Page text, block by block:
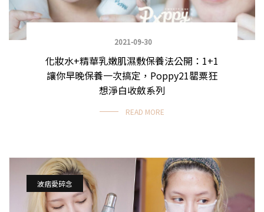
2021-09-30
化妝水+精華乳嫩肌濕敷保養法公開：1+1
讓你早晚保養一次搞定，Poppy21罌粟狂
想淨白收斂系列
READ MORE
波痞愛碎念